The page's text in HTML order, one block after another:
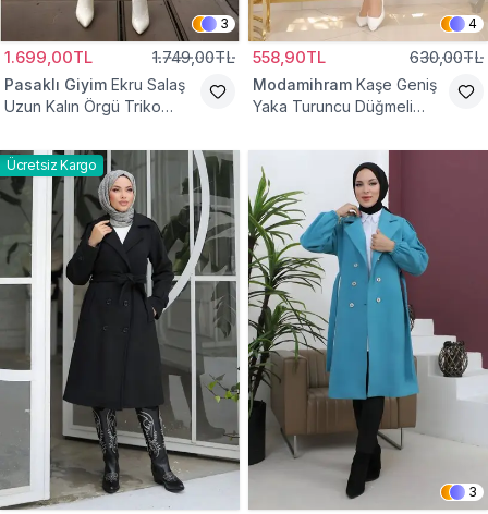
3
1.699,00TL 1.749,00TL
Pasaklı Giyim Ekru Salaş
Uzun Kalın Örgü Triko
4
558,90TL 630,00TL
Modamihram Kaşe Geniş
Yaka Turuncu Düğmeli
Ücretsiz Kargo
3